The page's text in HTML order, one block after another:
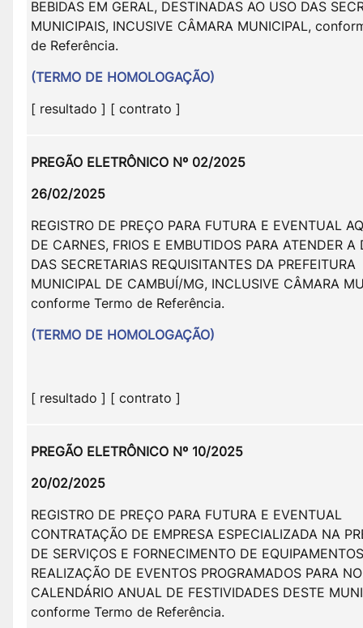
BEBIDAS EM GERAL, DESTINADAS AO USO DAS
MUNICIPAIS, INCUSIVE CÂMARA MUNICIPAL,
de Referência.
(TERMO DE HOMOLOGAÇÃO)
[ resultado ] [ contrato ]
PREGÃO ELETRÔNICO Nº 02/2025
26/02/2025
REGISTRO DE PREÇO PARA FUTURA E EVENTUAL
DE CARNES, FRIOS E EMBUTIDOS PARA ATENDER A
DAS SECRETARIAS REQUISITANTES DA PREFEITURA
MUNICIPAL DE CAMBUÍ/MG, INCLUSIVE CÂMARA
conforme Termo de Referência.
(TERMO DE HOMOLOGAÇÃO)
[ resultado ] [ contrato ]
PREGÃO ELETRÔNICO Nº 10/2025
20/02/2025
REGISTRO DE PREÇO PARA FUTURA E EVENTUAL
CONTRATAÇÃO DE EMPRESA ESPECIALIZADA NA
DE SERVIÇOS E FORNECIMENTO DE
REALIZAÇÃO DE EVENTOS PROGRAMADOS PARA NO
CALENDÁRIO ANUAL DE FESTIVIDADES DESTE
conforme Termo de Referência.